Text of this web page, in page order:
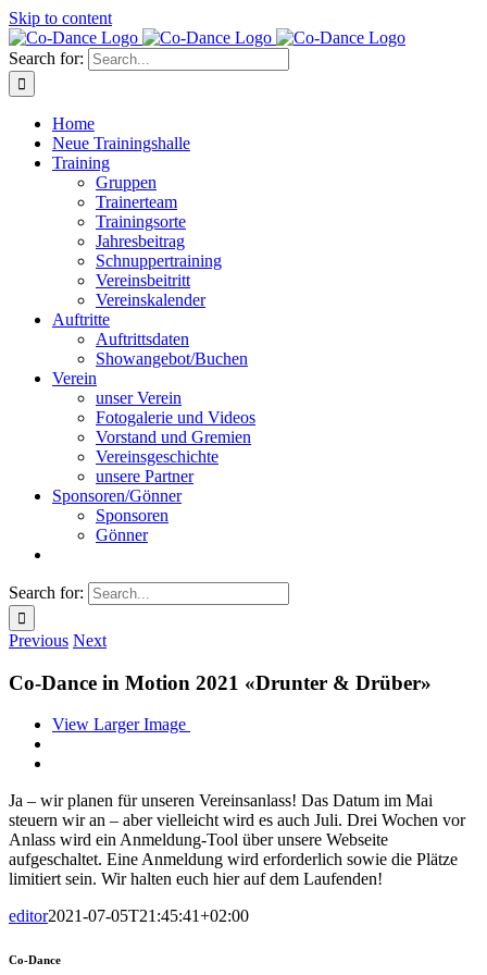
Skip to content
Search for:
Home
Neue Trainingshalle
Training
Gruppen
Trainerteam
Trainingsorte
Jahresbeitrag
Schnuppertraining
Vereinsbeitritt
Vereinskalender
Auftritte
Auftrittsdaten
Showangebot/Buchen
Verein
unser Verein
Fotogalerie und Videos
Vorstand und Gremien
Vereinsgeschichte
unsere Partner
Sponsoren/Gönner
Sponsoren
Gönner
Search for:
Previous Next
Co-Dance in Motion 2021 «Drunter & Drüber»
View Larger Image
Ja – wir planen für unseren Vereinsanlass! Das Datum im Mai
steuern wir an – aber vielleicht wird es auch Juli. Drei Wochen vor
Anlass wird ein Anmeldung-Tool über unsere Webseite
aufgeschaltet. Eine Anmeldung wird erforderlich sowie die Plätze
limitiert sein. Wir halten euch hier auf dem Laufenden!
editor2021-07-05T21:45:41+02:00
Co-Dance